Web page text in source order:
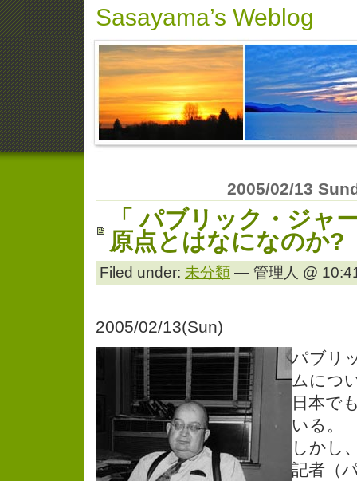
Sasayama’s Weblog
2005/02/13
「 パブリック・ジャ
原点とはなになのか?
Filed under: 未分類 — 管理人 @
2005/02/13(Sun)
パブリ
ムにつ
日本で
いる。
しかし
記者（